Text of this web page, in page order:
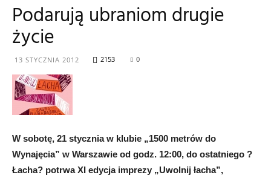
Podarują ubraniom drugie
życie
13 STYCZNIA 2012 2153 0
W sobotę, 21 stycznia w klubie „1500 metrów do
Wynajęcia” w Warszawie od godz. 12:00, do ostatniego ?
Łacha? potrwa XI edycja imprezy „Uwolnij łacha”,